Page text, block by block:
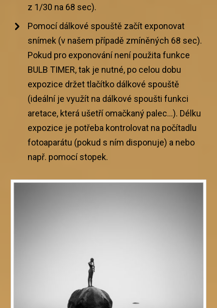
z 1/30 na 68 sec).
Pomocí dálkové spouště začít exponovat
snímek (v našem případě zmíněných 68 sec).
Pokud pro exponování není použita funkce
BULB TIMER, tak je nutné, po celou dobu
expozice držet tlačítko dálkové spouště
(ideální je využít na dálkové spoušti funkci
aretace, která ušetří omačkaný palec…). Délku
expozice je potřeba kontrolovat na počítadlu
fotoaparátu (pokud s ním disponuje) a nebo
např. pomocí stopek.